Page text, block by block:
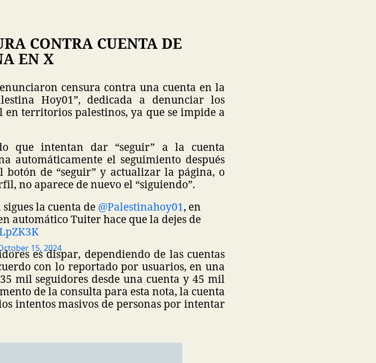
CONTRA CUENTA DE
EN X
censura contra una cuenta en la
Hoy01”, dedicada a denunciar los
en territorios palestinos, ya que se impide a
que intentan dar “seguir” a la cuenta
automáticamente el seguimiento después
de “seguir” y actualizar la página, o
no aparece de nuevo el “siguiendo”.
la cuenta de @Palestinahoy01, en
automático Tuiter hace que la dejes de
15, 2024
es dispar, dependiendo de las cuentas
con lo reportado por usuarios, en una
mil seguidores desde una cuenta y 45 mil
de la consulta para esta nota, la cuenta
intentos masivos de personas por intentar